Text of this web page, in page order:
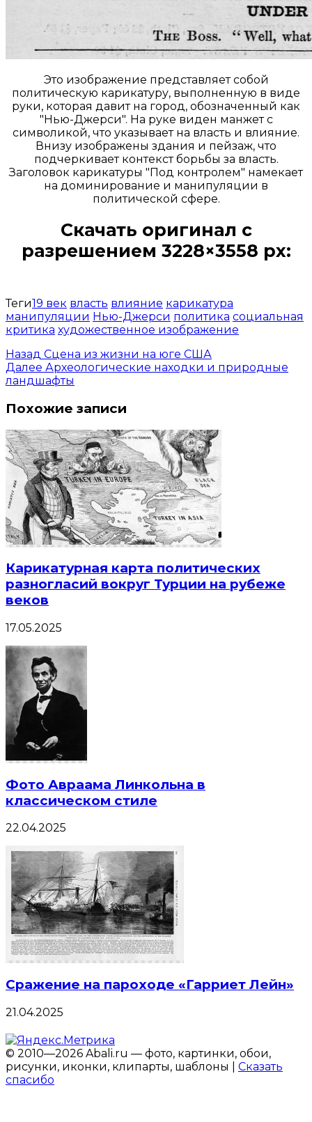
Это изображение представляет собой
политическую карикатуру, выполненную в виде
руки, которая давит на город, обозначенный как
"Нью-Джерси". На руке виден манжет с
символикой, что указывает на власть и влияние.
Внизу изображены здания и пейзаж, что
подчеркивает контекст борьбы за власть.
Заголовок карикатуры "Под контролем" намекает
на доминирование и манипуляции в
политической сфере.
Скачать оригинал с
разрешением 3228×3558 px:
Теги19 век власть влияние карикатура
манипуляции Нью-Джерси политика социальная
критика художественное изображение
Назад Сцена из жизни на юге США
Далее Археологические находки и природные
ландшафты
Похожие записи
Карикатурная карта политических
разногласий вокруг Турции на рубеже
веков
17.05.2025
Фото Авраама Линкольна в
классическом стиле
22.04.2025
Сражение на пароходе «Гарриет Лейн»
21.04.2025
© 2010—2026 Abali.ru — фото, картинки, обои,
рисунки, иконки, клипарты, шаблоны | Сказать
спасибо